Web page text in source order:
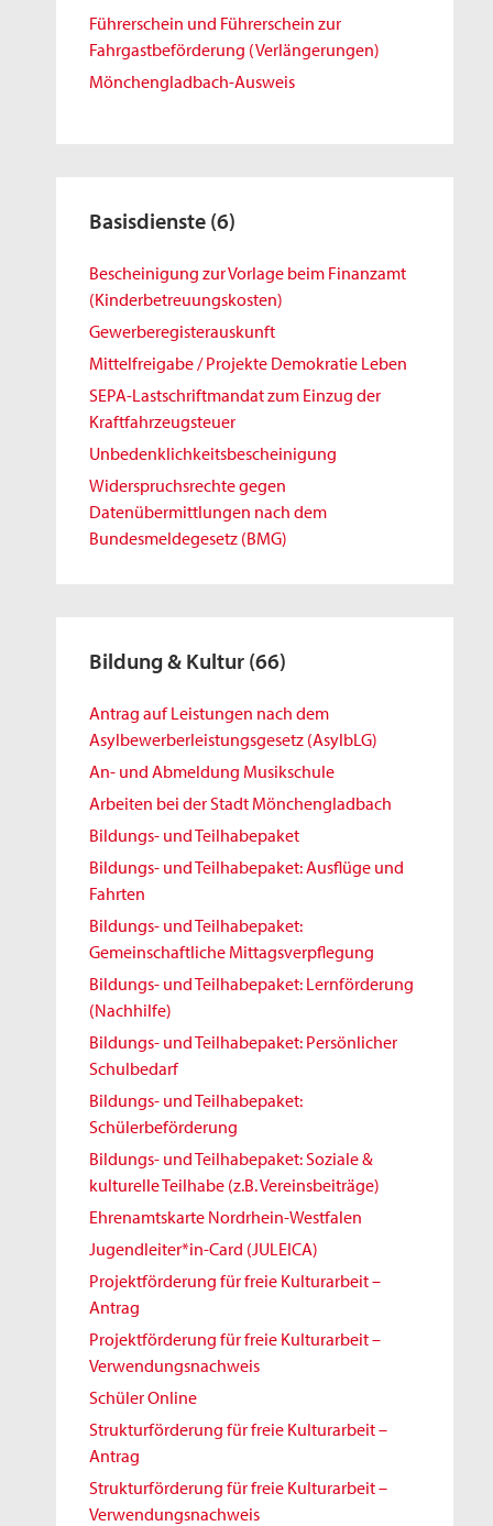
Führerschein und Führerschein zur
Fahrgastbeförderung (Verlängerungen)
Mönchengladbach-Ausweis
Basisdienste (6)
Bescheinigung zur Vorlage beim Finanzamt
(Kinderbetreuungskosten)
Gewerberegisterauskunft
Mittelfreigabe / Projekte Demokratie Leben
SEPA-Lastschriftmandat zum Einzug der
Kraftfahrzeugsteuer
Unbedenklichkeitsbescheinigung
Widerspruchsrechte gegen
Datenübermittlungen nach dem
Bundesmeldegesetz (BMG)
Bildung & Kultur (66)
Antrag auf Leistungen nach dem
Asylbewerberleistungsgesetz (AsylbLG)
An- und Abmeldung Musikschule
Arbeiten bei der Stadt Mönchengladbach
Bildungs- und Teilhabepaket
Bildungs- und Teilhabepaket: Ausflüge und
Fahrten
Bildungs- und Teilhabepaket:
Gemeinschaftliche Mittagsverpflegung
Bildungs- und Teilhabepaket: Lernförderung
(Nachhilfe)
Bildungs- und Teilhabepaket: Persönlicher
Schulbedarf
Bildungs- und Teilhabepaket:
Schülerbeförderung
Bildungs- und Teilhabepaket: Soziale &
kulturelle Teilhabe (z.B. Vereinsbeiträge)
Ehrenamtskarte Nordrhein-Westfalen
Jugendleiter*in-Card (JULEICA)
Projektförderung für freie Kulturarbeit –
Antrag
Projektförderung für freie Kulturarbeit –
Verwendungsnachweis
Schüler Online
Strukturförderung für freie Kulturarbeit –
Antrag
Strukturförderung für freie Kulturarbeit –
Verwendungsnachweis